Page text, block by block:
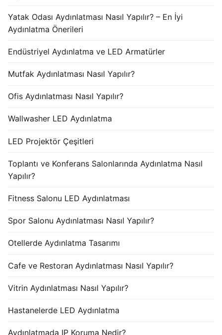
Yatak Odası Aydınlatması Nasıl Yapılır? – En İyi
Aydınlatma Önerileri
Endüstriyel Aydınlatma ve LED Armatürler
Mutfak Aydınlatması Nasıl Yapılır?
Ofis Aydınlatması Nasıl Yapılır?
Wallwasher LED Aydınlatma
LED Projektör Çeşitleri
Toplantı ve Konferans Salonlarında Aydınlatma Nasıl
Yapılır?
Fitness Salonu LED Aydınlatması
Spor Salonu Aydınlatması Nasıl Yapılır?
Otellerde Aydınlatma Tasarımı
Cafe ve Restoran Aydınlatması Nasıl Yapılır?
Vitrin Aydınlatması Nasıl Yapılır?
Hastanelerde LED Aydınlatma
Aydınlatmada IP Koruma Nedir?